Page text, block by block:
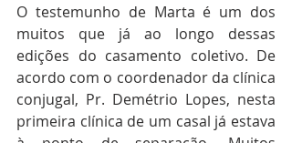
O testemunho de Marta é um dos
muitos que já ao longo dessas
edições do casamento coletivo. De
acordo com o coordenador da clínica
conjugal, Pr. Demétrio Lopes, nesta
primeira clínica de um casal já estava